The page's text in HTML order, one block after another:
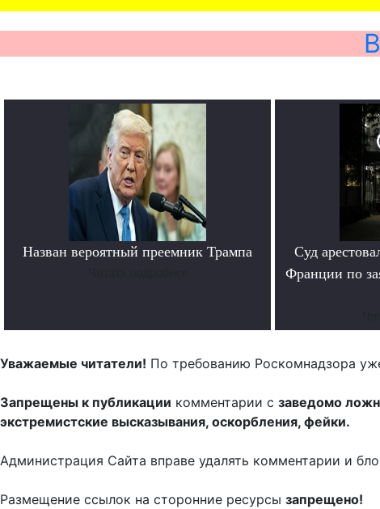
Назван вероятный преемник Трампа
Суд
Франции по
Уважаемые читатели! По требованию Роскомнадзора
Запрещены к публикации комментарии с заведомо
экстремистские высказывания, оскорбления, фейки.
Администрация Сайта вправе удалять комментарии и
Размещение ссылок на сторонние ресурсы запрещено!